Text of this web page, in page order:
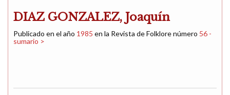
DIAZ GONZALEZ, Joaquín
Publicado en el año 1985 en la Revista de Folklore número 56 -
sumario >